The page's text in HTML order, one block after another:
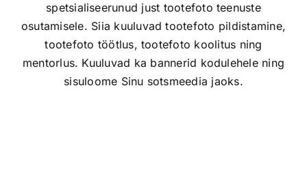
spetsialiseerunud just tootefoto teenuste
osutamisele. Siia kuuluvad tootefoto pildistamine,
tootefoto töötlus, tootefoto koolitus ning
mentorlus. Kuuluvad ka bannerid kodulehele ning
sisuloome Sinu sotsmeedia jaoks.